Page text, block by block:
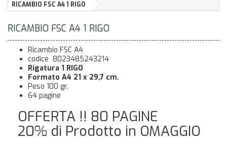
RICAMBIO FSC A4 1 RIGO
RICAMBIO FSC A4 1 RIGO
Ricambio FSC A4
codice 8023485243214
Rigatura 1 RIGO
Formato A4 21 x 29,7 cm.
Peso 100 gr.
64 pagine
OFFERTA !! 80 PAGINE
20% di Prodotto in OMAGGIO